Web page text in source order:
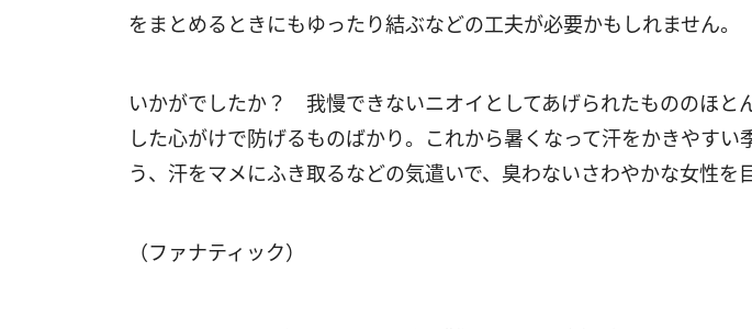
をまとめるときにもゆったり結ぶなどの工夫が必要かもしれません。
いかがでしたか？ 我慢できないニオイとしてあげられたもののほと
した心がけで防げるものばかり。これから暑くなって汗をかきやすい
う、汗をマメにふき取るなどの気遣いで、臭わないさわやかな女性を
（ファナティック）